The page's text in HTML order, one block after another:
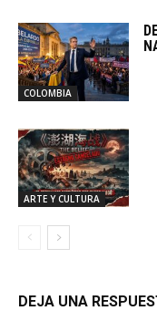
COLOMBIA
ARTE Y CULTURA
DEJA UNA